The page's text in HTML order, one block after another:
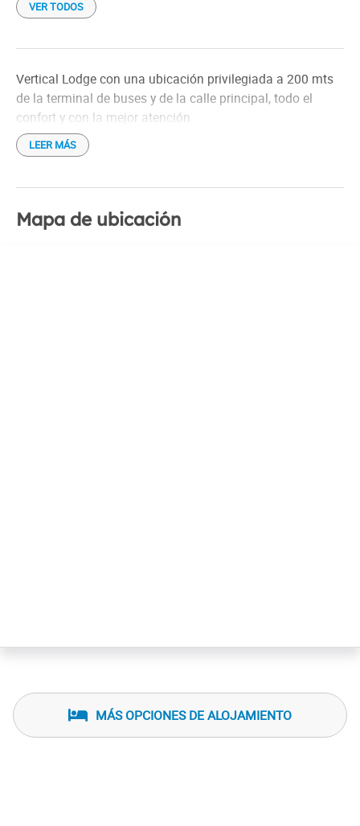
Wi-Fi gratis
VER TODOS
Vertical Lodge con una ubicación privilegiada a 200 mts
de la terminal de buses y de la calle principal, todo el
confort y con la mejor atención.
LEER MÁS
Mapa de ubicación
MÁS OPCIONES DE ALOJAMIENTO